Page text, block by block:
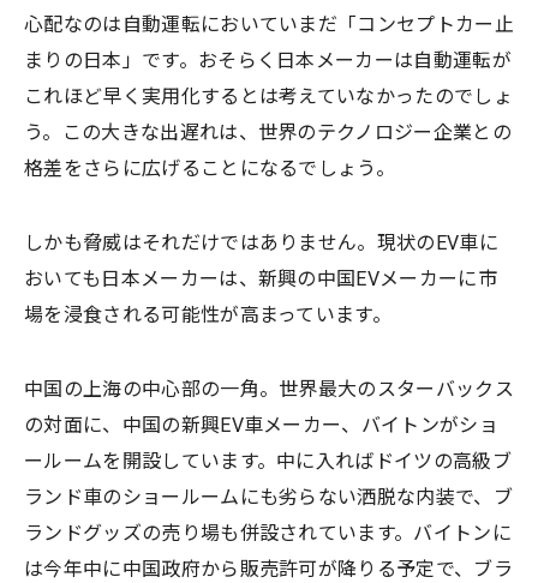
心配なのは自動運転においていまだ「コンセプトカー止
まりの日本」です。おそらく日本メーカーは自動運転が
これほど早く実用化するとは考えていなかったのでしょ
う。この大きな出遅れは、世界のテクノロジー企業との
格差をさらに広げることになるでしょう。
しかも脅威はそれだけではありません。現状のEV車に
おいても日本メーカーは、新興の中国EVメーカーに市
場を浸食される可能性が高まっています。
中国の上海の中心部の一角。世界最大のスターバックス
の対面に、中国の新興EV車メーカー、バイトンがショ
ールームを開設しています。中に入ればドイツの高級ブ
ランド車のショールームにも劣らない洒脱な内装で、ブ
ランドグッズの売り場も併設されています。バイトンに
は今年中に中国政府から販売許可が降りる予定で、ブラ